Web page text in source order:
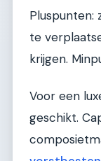
Pluspunten:
te
krijgen.
Voor een
geschikt.